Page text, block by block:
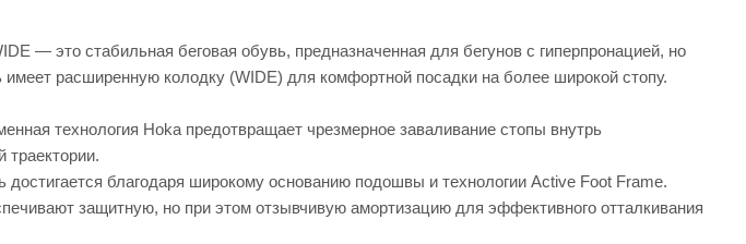
— это стабильная беговая обувь, предназначенная для бегунов с гиперпронацией, но
расширенную колодку (WIDE) для комфортной посадки на более широкой стопу.
технология Hoka предотвращает чрезмерное заваливание стопы внутрь
траектории.
благодаря широкому основанию подошвы и технологии Active Foot Frame.
защитную, но при этом отзывчивую амортизацию для эффективного отталкивания